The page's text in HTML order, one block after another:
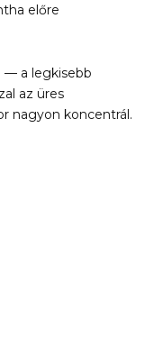
előre
— a legkisebb
az üres
nagyon koncentrál.